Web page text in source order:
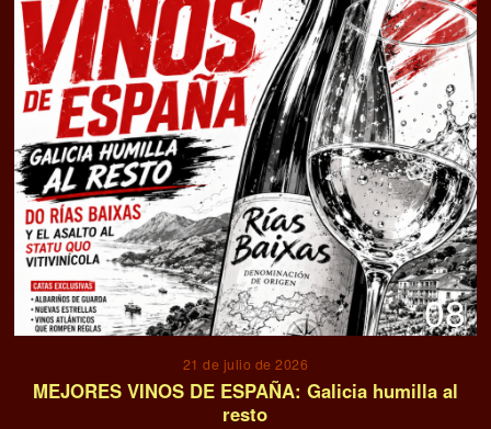
08
21 de julio de 2026
MEJORES VINOS DE ESPAÑA: Galicia humilla al
resto